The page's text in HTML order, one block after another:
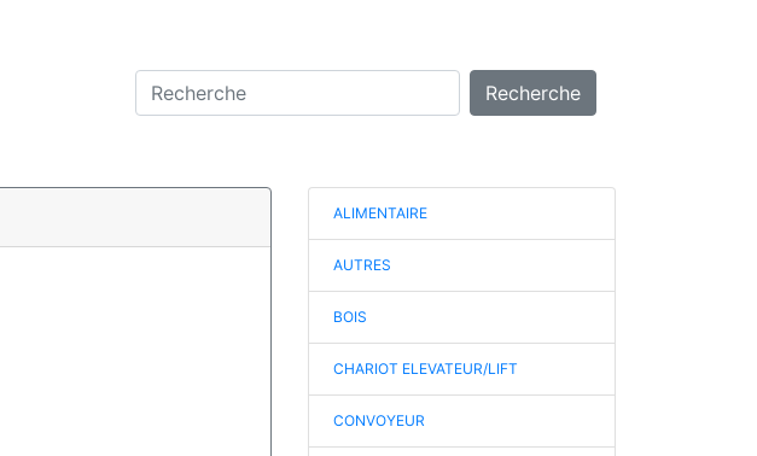
Recherche
ALIMENTAIRE
AUTRES
BOIS
CHARIOT ELEVATEUR/LIFT
CONVOYEUR